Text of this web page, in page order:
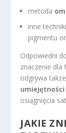
metoda
inne
pigmentu
Odpowiedni
znaczenie dla
odgrywa także
osiągnięcia
JAKIE